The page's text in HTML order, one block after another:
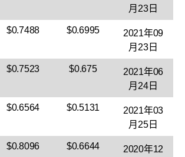
月23日
$0.7488 $0.6995
2021年09
月23日
$0.7523 $0.675
2021年06
月24日
$0.6564 $0.5131
2021年03
月25日
$0.8096 $0.6644
2020年12